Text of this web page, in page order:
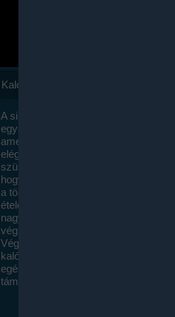
Kalóriaszámlálás
A sikeres fogyás titka valójában igen
egyszerű: égess több energiát, mint
amennyit beviszel. Természetesen
elég nagy fegyelemre és akaraterőre
szükség, de meglepődve fogod
hogy a kalóriaszámolás mennyire
a többi diétához képest. Itt nincsenek
ételek és a megengedett kalóriabevitelt
nagymértékben növelheted ha
végzel.
Végül, de nem utolsó sorban, a
kalóriaszámolás módszerét a legtöbb
egészségügyi szakorvos ajánlja és
támogatja.